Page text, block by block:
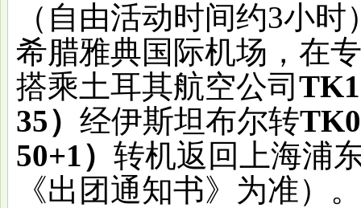
（自由活动时间约3小时
希腊雅典国际机场，在
搭乘土耳其航空公司
35） 经伊斯坦布尔转
50+1） 转机返回上海浦
《出团通知书》为准）。